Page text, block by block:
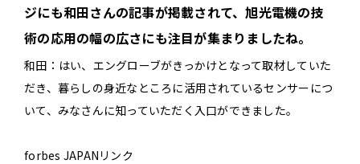
ジにも和田さんの記事が掲載されて、旭光電機の技
術の応用の幅の広さにも注目が集まりましたね。
和田：はい、エングローブがきっかけとなって取材していた
だき、暮らしの身近なところに活用されているセンサーにつ
いて、みなさんに知っていただく入口ができました。
forbes JAPANリンク